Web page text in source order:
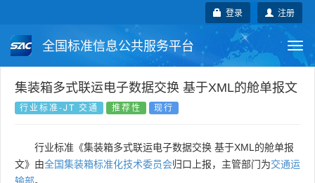
注册
登录
全国标准信息公共服务平台
国家标准 行业标准 地方标准
国外标准 技术委员会
集装箱多式联运电子数据交换 基于XML的舱单报文
行业标准-JT 交通 推荐性 现行
行业标准《集装箱多式联运电子数据交换 基于XML的舱单报
文》由全国集装箱标准化技术委员会归口上报，主管部门为交通运